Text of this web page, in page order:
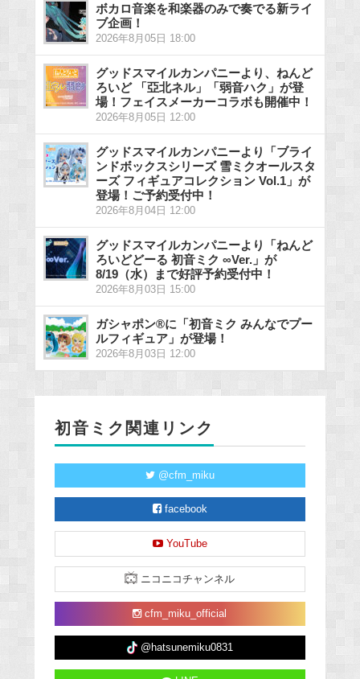
ボカロ音楽を和楽器のみで奏でる新ライ
ブ企画！
2026年8月05日 18:00
グッドスマイルカンパニーより、ねんど
ろいど 「亞北ネル」「弱音ハク」が登
場！フェイスメーカーコラボも開催中！
2026年8月05日 12:00
グッドスマイルカンパニーより「ブライ
ンドボックスシリーズ 雪ミクオールスタ
ーズ フィギュアコレクション Vol.1」が
登場！ご予約受付中！
2026年8月04日 12:00
グッドスマイルカンパニーより「ねんど
ろいどどーる 初音ミク ∞Ver.」が
8/19（水）まで好評予約受付中！
2026年8月03日 15:00
ガシャポン®に「初音ミク みんなでプー
ルフィギュア」が登場！
2026年8月03日 12:00
初音ミク関連リンク
@cfm_miku
facebook
YouTube
ニコニコチャンネル
cfm_miku_official
@hatsunemiku0831